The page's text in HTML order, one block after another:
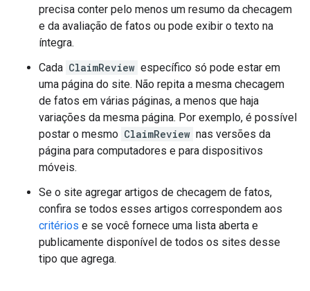
precisa conter pelo menos um resumo da checagem
e da avaliação de fatos ou pode exibir o texto na
íntegra.
Cada ClaimReview específico só pode estar em
uma página do site. Não repita a mesma checagem
de fatos em várias páginas, a menos que haja
variações da mesma página. Por exemplo, é possível
postar o mesmo ClaimReview nas versões da
página para computadores e para dispositivos
móveis.
Se o site agregar artigos de checagem de fatos,
confira se todos esses artigos correspondem aos
critérios e se você fornece uma lista aberta e
publicamente disponível de todos os sites desse
tipo que agrega.